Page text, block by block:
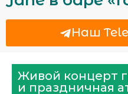
Наш
Живой концерт
и праздничная